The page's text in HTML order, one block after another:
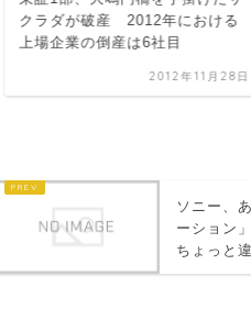
クラダが破産 2012年における
上場企業の倒産は6社目
2012年11月28日
ソニー、
ーション
ちょっと